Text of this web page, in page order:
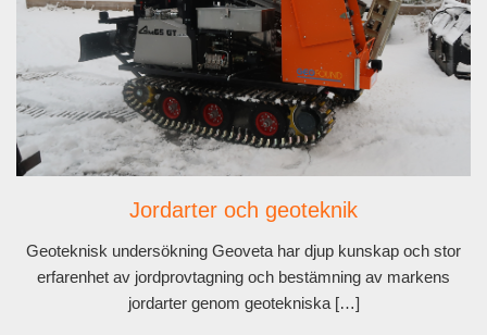
Jordarter och geoteknik
Geoteknisk undersökning Geoveta har djup kunskap och stor
erfarenhet av jordprovtagning och bestämning av markens
jordarter genom geotekniska […]